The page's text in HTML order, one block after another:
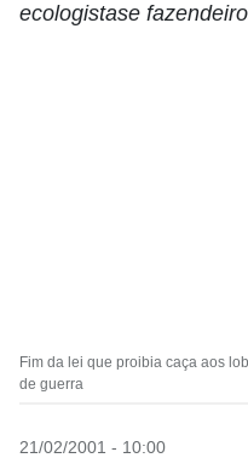
ecologistase
Fim da lei que proibia caça aos
de guerra
21/02/2001 - 10:00